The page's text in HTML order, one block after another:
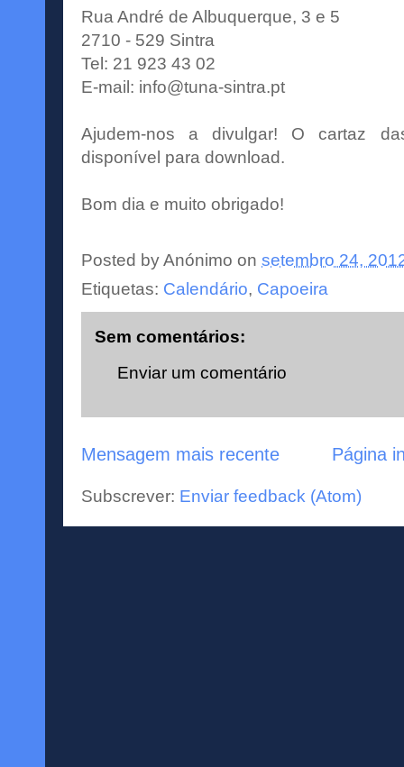
Rua André de Albuquerque, 3 e 5
2710 - 529 Sintra
Tel: 21 923 43 02
E-mail: info@tuna-sintra.pt
Ajudem-nos a divulgar! O cartaz
disponível para download.
Bom dia e muito obrigado!
Posted byAnónimo on setembro 24,
Etiquetas: Calendário, Capoeira
Sem comentários:
Enviar um comentário
Mensagem mais recente Página
Subscrever: Enviar feedback (Atom)